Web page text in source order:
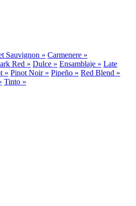
Sauvignon » Carmenere »
Red » Dulce » Ensamblaje » Late
» Pinot Noir » Pipeño » Red Blend »
Tinto »